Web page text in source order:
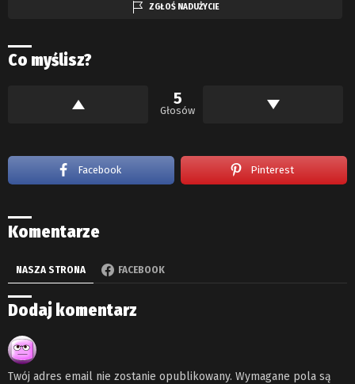
ZGŁOŚ NADUŻYCIE
Co myślisz?
5
Głosów
Facebook Pinterest
Komentarze
NASZA STRONA FACEBOOK
Dodaj komentarz
Twój adres email nie zostanie opublikowany. Wymagane pola są